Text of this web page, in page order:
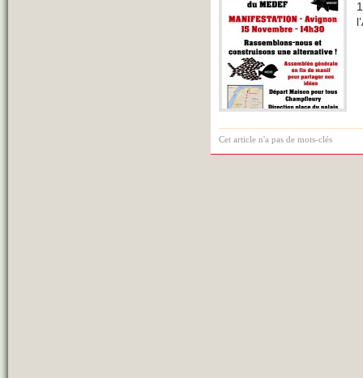
Cet article n'a pas de mots-clés